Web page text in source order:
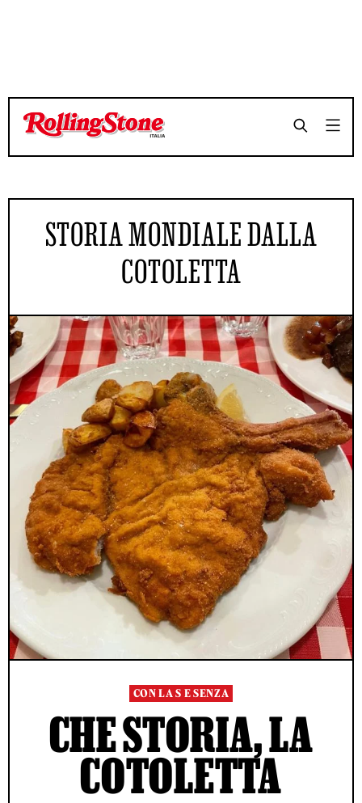
STORIA MONDIALE DALLA
COTOLETTA
CON LA S E SENZA
CHE STORIA, LA
COTOLETTA